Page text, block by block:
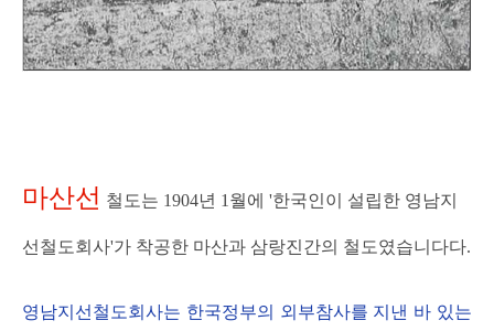
마산선 철도는 1904년 1월에 '한국인이 설립한 영남지
선철도회사'가 착공한 마산과 삼랑진간의 철도였습니다다.
영남지선철도회사는 한국정부의 외부참사를 지낸 바 있는